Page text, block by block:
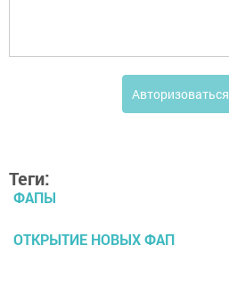
Авторизоваться
Теги:
ФАПЫ
ОТКРЫТИЕ НОВЫХ ФАП